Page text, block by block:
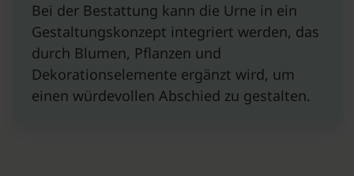
Bei der Bestattung kann die Urne in ein
Gestaltungskonzept integriert werden, das
durch Blumen, Pflanzen und
Dekorationselemente ergänzt wird, um
einen würdevollen Abschied zu gestalten.